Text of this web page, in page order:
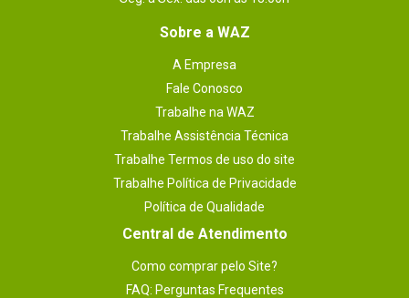
Sobre a WAZ
A Empresa
Fale Conosco
Trabalhe na WAZ
Trabalhe Assistência Técnica
Trabalhe Termos de uso do site
Trabalhe Política de Privacidade
Política de Qualidade
Central de Atendimento
Como comprar pelo Site?
FAQ: Perguntas Frequentes